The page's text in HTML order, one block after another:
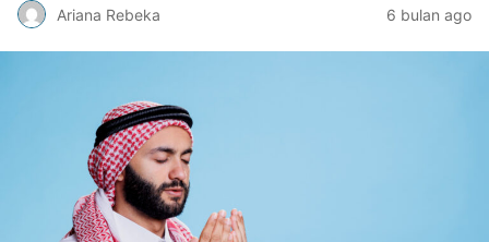
Ariana Rebeka 6 bulan ago